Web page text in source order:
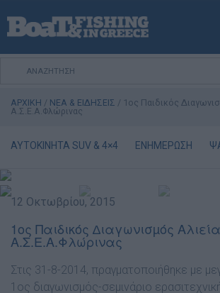
ΑΡΧΙΚΗ
ΕΚΔΟΣΕΙΣ
ΨΑΡΕΜΑ ΑΠΟ ΣΚΑΦΟΣ
ΨΑΡΟΤΟΥΦΕΚΟ
ΣΚΑΦΟΣ
ΕΞΟΠΛΙΣΜΟΣ
ΘΕΣΣΑΛΟΝΙΚΗ BOAT & FISHING SHOW 2025
BOAT & FISHING SHOW 2025
ΑΡΧΙΚΗ / ΝΕΑ & ΕΙΔΗΣΕΙΣ / 1ος Παιδικός
Α.Σ.Ε.Α.Φλώρινας
AYTOKINHTA SUV & 4×4 ΕΝΗΜΕΡΩΣΗ
12 Οκτωβρίου, 2015
1ος Παιδικός ∆ιαγωνισµός
Α.Σ.Ε.Α.Φλώρινας
Στις 31-8-2014, πραγµατοποιήθηκε µε
1ος διαγωνισµός-σεµινάριο